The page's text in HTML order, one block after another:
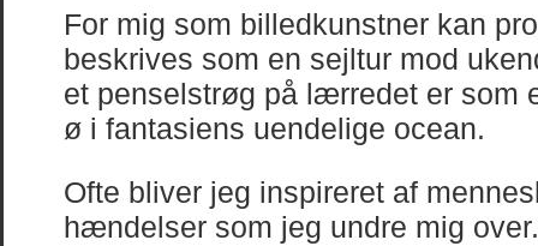
For mig som billedkunstner kan
beskrives som en sejltur mod
et penselstrøg på lærredet er som
ø i fantasiens uendelige ocean.
Ofte bliver jeg inspireret af
hændelser som jeg undre mig over.